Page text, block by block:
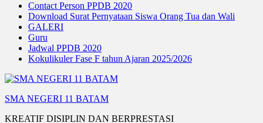
Contact Person PPDB 2020
Download Surat Pernyataan Siswa Orang Tua dan Wali
GALERI
Guru
Jadwal PPDB 2020
Kokulikuler Fase F tahun Ajaran 2025/2026
SMA NEGERI 11 BATAM
KREATIF DISIPLIN DAN BERPRESTASI